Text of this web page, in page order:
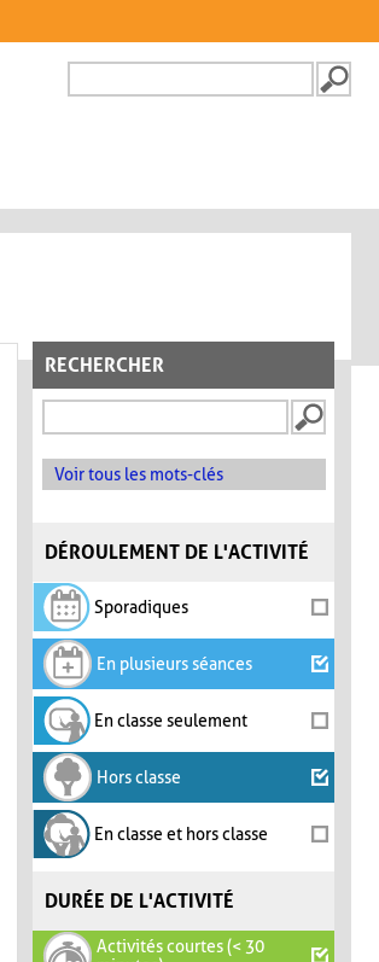
FORMULAIRE DE
RECHERCHER
Voir tous les mots-clés
DÉROULEMENT DE L'ACTIVITÉ
Sporadiques
En plusieurs séances
En classe seulement
Hors classe
En classe et hors classe
DURÉE DE L'ACTIVITÉ
Activités courtes (< 30